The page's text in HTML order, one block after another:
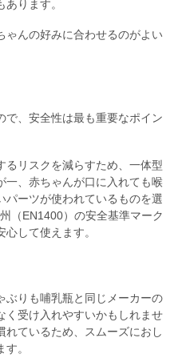
ります。
ゃんの好みに合わせるのがよい
で、安全性は最も重要なポイン
るリスクを減らすため、一体型
一、赤ちゃんが口に入れても喉
パーツが使われているものを選
（EN1400）の安全基準マーク
して使えます。
ぶりも哺乳瓶と同じメーカーの
く受け入れやすいかもしれませ
れているため、スムーズにおし
。